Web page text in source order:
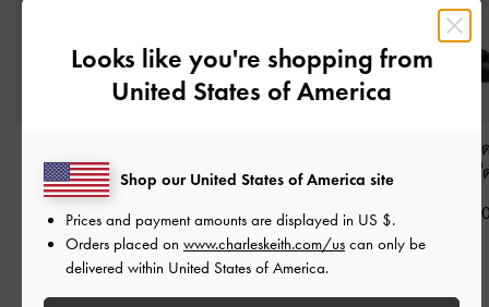
คาดไขว้แบบคล้องนิ้ว
สีดำ
฿2,190.00
ห่วงคล้องนิ้วเท้า
สีดำ
฿2,190.00
รองเท้าส้นสูงเ
฿2,390.00
Looks like you're shopping from
United States of America
Shop our United States of America site
Prices and payment amounts are displayed in US $.
Orders placed on www.charleskeith.com/us can only be
delivered within United States of America.